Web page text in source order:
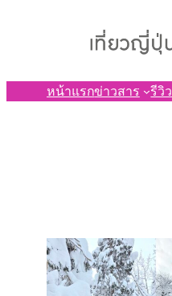
หน้าแรกข่าวสาร รีวิว